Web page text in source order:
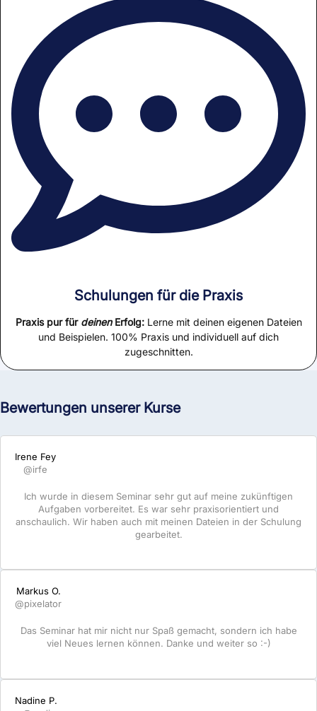
Schulungen für die Praxis
Praxis pur für deinen Erfolg: Lerne mit deinen eigenen Dateien
und Beispielen. 100% Praxis und individuell auf dich
zugeschnitten.
Bewertungen unserer Kurse
Irene Fey
@irfe
Ich wurde in diesem Seminar sehr gut auf meine zukünftigen
Aufgaben vorbereitet. Es war sehr praxisorientiert und
anschaulich. Wir haben auch mit meinen Dateien in der Schulung
gearbeitet.
Markus O.
@pixelator
Das Seminar hat mir nicht nur Spaß gemacht, sondern ich habe
viel Neues lernen können. Danke und weiter so :-)
Nadine P.